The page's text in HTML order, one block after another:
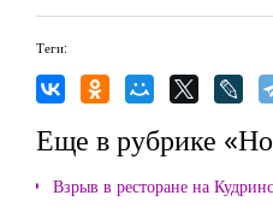
Теги:
Еще в рубрике
Взрыв в ресторане на